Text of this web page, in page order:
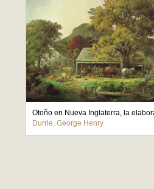
Otoño en Nueva Inglaterra, la
Durrie, George Henry